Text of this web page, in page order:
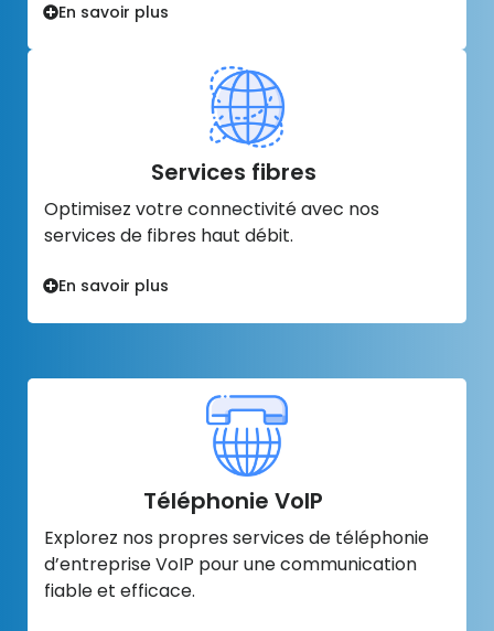
En savoir plus
Services fibres
Optimisez votre connectivité avec nos
services de fibres haut débit.
En savoir plus
Téléphonie VoIP
Explorez nos propres services de téléphonie
d’entreprise VoIP pour une communication
fiable et efficace.